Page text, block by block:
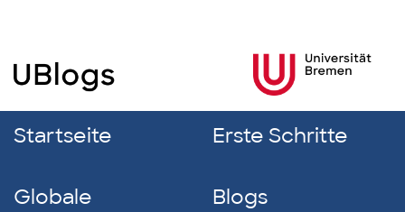
Startseite Erste Schritte
Globale
Blogs